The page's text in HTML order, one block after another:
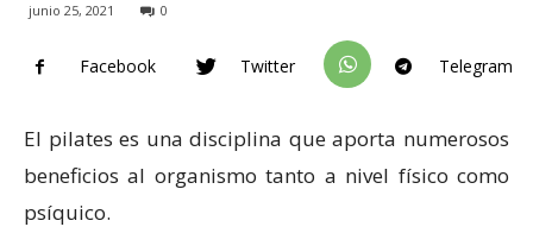
junio 25, 2021 0
Facebook Twitter Telegram
El pilates es una disciplina que aporta numerosos
beneficios al organismo tanto a nivel físico como
psíquico.